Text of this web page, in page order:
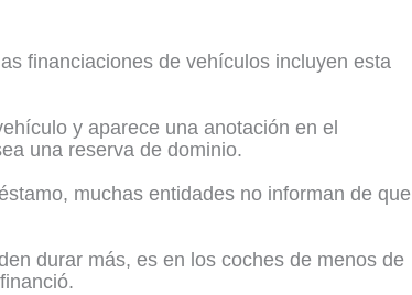
financiaciones de vehículos incluyen esta
y aparece una anotación en el
una reserva de dominio.
muchas entidades no informan de que
durar más, es en los coches de menos de